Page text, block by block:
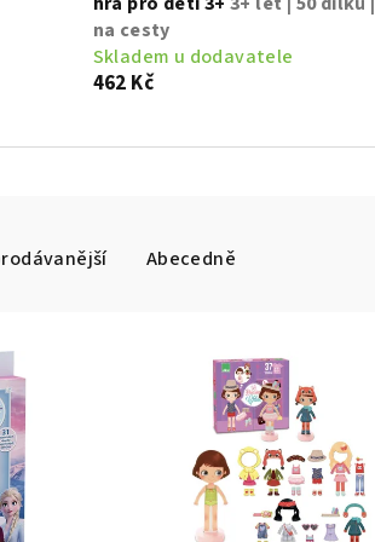
na cesty
Skladem u dodavatele
462 Kč
Abecedně